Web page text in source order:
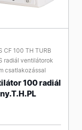
CF 100 TH TURB
radiál ventilátorok
csatlakozással
100 radiál